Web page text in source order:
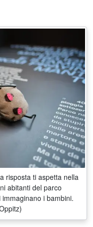
risposta ti aspetta nella
abitanti del parco
i bambini.